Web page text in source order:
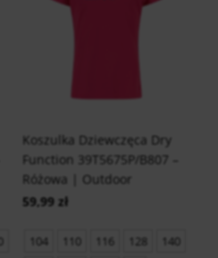
Koszulka Dziewczęca Dry
Function 39T5675P/B807 –
Różowa | Outdoor
59,99 zł
104 110 116 128
140